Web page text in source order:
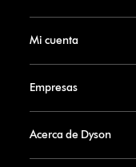
Mi cuenta
Empresas
Acerca de Dyson